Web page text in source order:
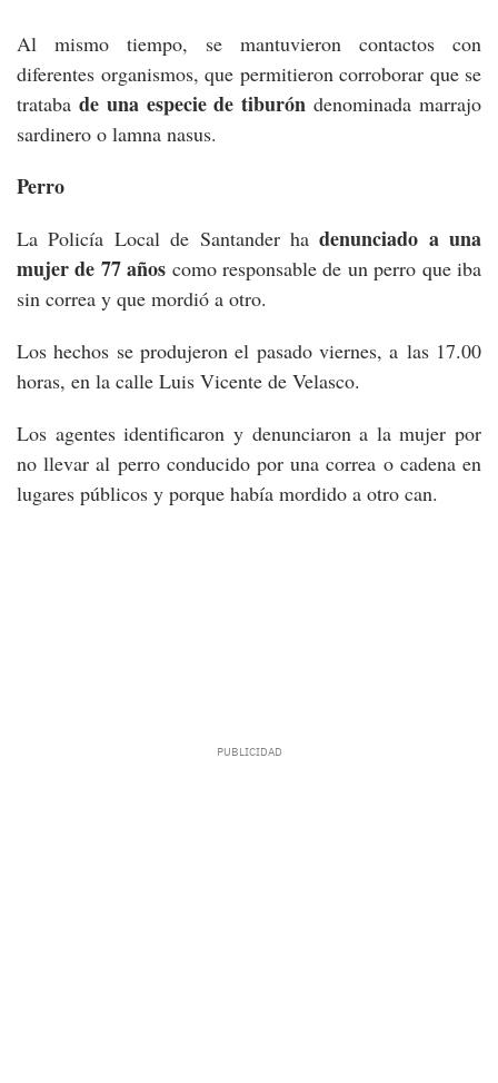
Al mismo tiempo, se mantuvieron contactos con
diferentes organismos, que permitieron corroborar que se
trataba de una especie de tiburón denominada marrajo
sardinero o lamna nasus.
Perro
La Policía Local de Santander hadenunciado a una
mujer de 77 años como responsable de un perro que iba
sin correa y que mordió a otro.
Los hechos se produjeron el pasado viernes, a las 17.00
horas, en la calle Luis Vicente de Velasco.
Los agentes identificaron y denunciaron a la mujer por
no llevar al perro conducido por una correa o cadena en
lugares públicos y porque había mordido a otro can.